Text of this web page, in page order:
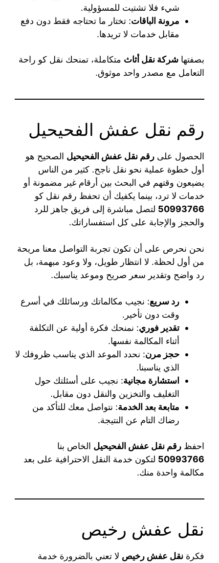
شيء فلا تشتيت للمسؤولية.
مرونة الباقات: تختار ما تحتاجه فقط دون دفع
مقابل خدمات لا تريدها.
بصفتها شركة نقل أثاث متكاملة، تمنحك نقل كو راحة
التعامل مع مصدر واحد موثوق.
رقم نقل عفش الفحيحيل
الحصول على رقم نقل عفش الفحيحيل الصحيح هو
أول خطوة عملية نحو نقل ناجح. كثير من الناس
يضيعون وقتهم في البحث بين أرقام غير مضمونة أو
خدمات لا ترد، بينما يكفيك أن تحفظ رقم نقل كو
50993766 لتصل مباشرة إلى فريق جاهز للرد
والحجز والإجابة على كل استفساراتك.
نحن نحرص على أن تكون تجربة التواصل معنا مريحة
من أول لحظة. لا انتظار طويل، ولا وعود مبهمة، بل
رد واضح وتقدير سعر صريح وموعد يناسبك.
رد سريع: نجيب مكالماتك ورسائلك في أسرع
وقت دون تأخير.
تقدير فوري: نمنحك فكرة أولية عن التكلفة
أثناء المكالمة نفسها.
حجز مرن: نحدد الموعد الذي يناسب ظروفك لا
الذي يناسبنا.
استشارة مجانية: نجيب على أسئلتك حول
التغليف والتخزين والنقل دون مقابل.
متابعة بعد الخدمة: نتواصل معك للتأكد من
رضاك التام عن النتيجة.
احفظ رقم نقل عفش الفحيحيل الخاص بنا
50993766 لتكون خدمة النقل الاحترافية على بعد
مكالمة واحدة منك.
نقل عفش رخيص
فكرة نقل عفش رخيص لا تعني بالضرورة خدمة